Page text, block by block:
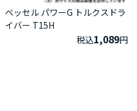
ベッセル パワーG トルクスドラ
イバー T15H
税込1,089円